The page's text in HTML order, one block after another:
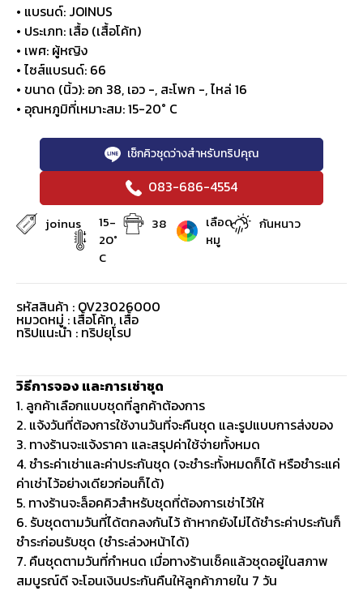
• แบรนด์: JOINUS
• ประเภท: เสื้อ (เสื้อโค้ท)
• เพศ: ผู้หญิง
• ไซส์แบรนด์: 66
• ขนาด (นิ้ว): อก 38, เอว -, สะโพก -, ไหล่ 16
• อุณหภูมิที่เหมาะสม: 15-20° C
เช็กคิวชุดว่างสำหรับทริปคุณ
083-686-4554
joinus
15-
20°
C
38
เลือด
หมู
กันหนาว
รหัสสินค้า : OV23026000
หมวดหมู่ : เสื้อโค้ท, เสื้อ
ทริปแนะนำ : ทริปยุโรป
วิธีการจอง และการเช่าชุด
1. ลูกค้าเลือกแบบชุดที่ลูกค้าต้องการ
2. แจ้งวันที่ต้องการใช้งานวันที่จะคืนชุด และรูปแบบการส่งของ
3. ทางร้านจะแจ้งราคา และสรุปค่าใช้จ่ายทั้งหมด
4. ชำระค่าเช่าและค่าประกันชุด (จะชำระทั้งหมดก็ได้ หรือชำระแค่
ค่าเช่าไว้อย่างเดียวก่อนก็ได้)
5. ทางร้านจะล็อคคิวสำหรับชุดที่ต้องการเช่าไว้ให้
6. รับชุดตามวันที่ได้ตกลงกันไว้ ถ้าหากยังไม่ได้ชำระค่าประกันก็
ชำระก่อนรับชุด (ชำระล่วงหน้าได้)
7. คืนชุดตามวันที่กำหนด เมื่อทางร้านเช็คแล้วชุดอยู่ในสภาพ
สมบูรณ์ดี จะโอนเงินประกันคืนให้ลูกค้าภายใน 7 วัน